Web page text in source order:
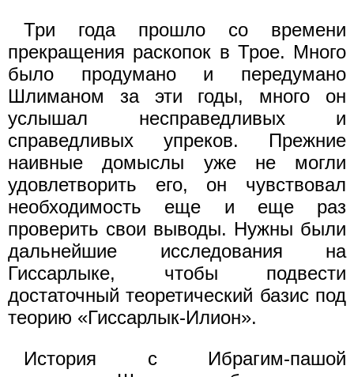
Три года прошло со времени
прекращения раскопок в Трое. Много
было продумано и передумано
Шлиманом за эти годы, много он
услышал несправедливых и
справедливых упреков. Прежние
наивные домыслы уже не могли
удовлетворить его, он чувствовал
необходимость еще и еще раз
проверить свои выводы. Нужны были
дальнейшие исследования на
Гиссарлыке, чтобы подвести
достаточный теоретический базис под
теорию «Гиссарлык-Илион».
История с Ибрагим-пашой